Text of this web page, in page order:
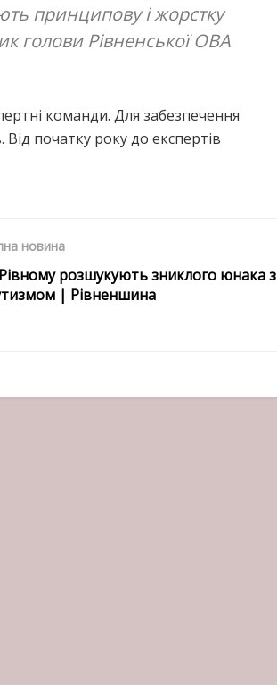
принципову і жорстку
голови Рівненської ОВА
команди. Для забезпечення
Від початку року до експертів
новина
розшукують зниклого юнака з
| Рівненшина